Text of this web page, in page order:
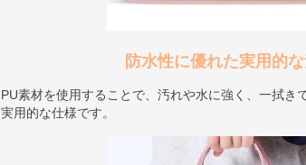
防水性に優れた実用的
PU素材を使用することで、汚れや水に強く、一拭き
実用的な仕様です。